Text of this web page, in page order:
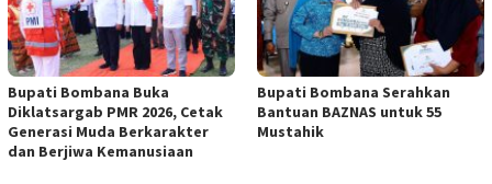
Bupati Bombana Buka
Diklatsargab PMR 2026, Cetak
Generasi Muda Berkarakter
dan Berjiwa Kemanusiaan
Bupati Bombana Serahkan
Bantuan BAZNAS untuk 55
Mustahik